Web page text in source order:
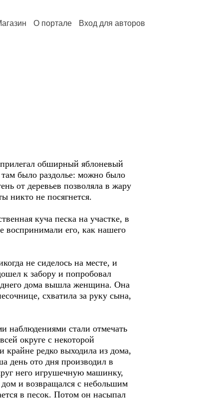
О портале Вход для авторов
обширный яблоневый
там было раздолье: можно было
от деревьев позволяла в жару
никто не посягнется.
куча песка на участке, в
воспринимали его, как нашего
не сиделось на месте, и
к забору и попробовал
дома вышла женщина. Она
схватила за руку сына,
наблюдениями стали отмечать
округе с некоторой
редко выходила из дома,
день ото дня производил в
него игрушечную машинку,
и возвращался с небольшим
в песок. Потом он насыпал